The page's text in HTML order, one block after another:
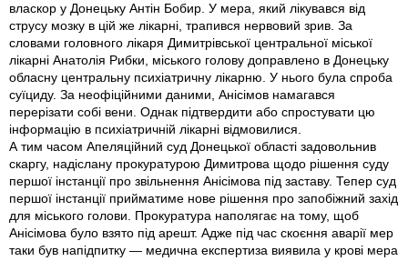
власкор у Донецьку Антін Бобир. У мера, який лікувався від
струсу мозку в цій же лікарні, трапився нервовий зрив. За
словами головного лікаря Димитрівської центральної міської
лікарні Анатолія Рибки, міського голову доправлено в Донецьку
обласну центральну психіатричну лікарню. У нього була спроба
суїциду. За неофіційними даними, Анісімов намагався
перерізати собі вени. Однак підтвердити або спростувати цю
інформацію в психіатричній лікарні відмовилися.
А тим часом Апеляційний суд Донецької області задовольнив
скаргу, надіслану прокуратурою Димитрова щодо рішення суду
першої інстанції про звільнення Анісімова під заставу. Тепер суд
першої інстанції прийматиме нове рішення про запобіжний захід
для міського голови. Прокуратура наполягає на тому, щоб
Анісімова було взято під арешт. Адже під час скоєння аварії мер
таки був напідпитку — медична експертиза виявила у крові мера